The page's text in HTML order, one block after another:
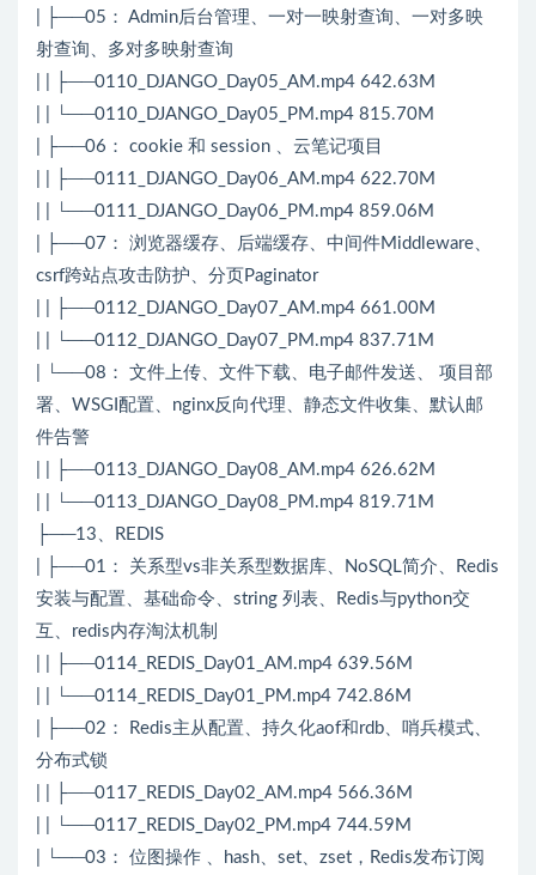
| ├──05： Admin后台管理、一对一映射查询、一对多映
射查询、多对多映射查询
| | ├──0110_DJANGO_Day05_AM.mp4 642.63M
| | └──0110_DJANGO_Day05_PM.mp4 815.70M
| ├──06： cookie 和 session 、云笔记项目
| | ├──0111_DJANGO_Day06_AM.mp4 622.70M
| | └──0111_DJANGO_Day06_PM.mp4 859.06M
| ├──07： 浏览器缓存、后端缓存、中间件Middleware、
csrf跨站点攻击防护、分页Paginator
| | ├──0112_DJANGO_Day07_AM.mp4 661.00M
| | └──0112_DJANGO_Day07_PM.mp4 837.71M
| └──08： 文件上传、文件下载、电子邮件发送、 项目部
署、WSGI配置、nginx反向代理、静态文件收集、默认邮
件告警
| | ├──0113_DJANGO_Day08_AM.mp4 626.62M
| | └──0113_DJANGO_Day08_PM.mp4 819.71M
├──13、REDIS
| ├──01： 关系型vs非关系型数据库、NoSQL简介、Redis
安装与配置、基础命令、string 列表、Redis与python交
互、redis内存淘汰机制
| | ├──0114_REDIS_Day01_AM.mp4 639.56M
| | └──0114_REDIS_Day01_PM.mp4 742.86M
| ├──02： Redis主从配置、持久化aof和rdb、哨兵模式、
分布式锁
| | ├──0117_REDIS_Day02_AM.mp4 566.36M
| | └──0117_REDIS_Day02_PM.mp4 744.59M
| └──03： 位图操作 、hash、set、zset，Redis发布订阅